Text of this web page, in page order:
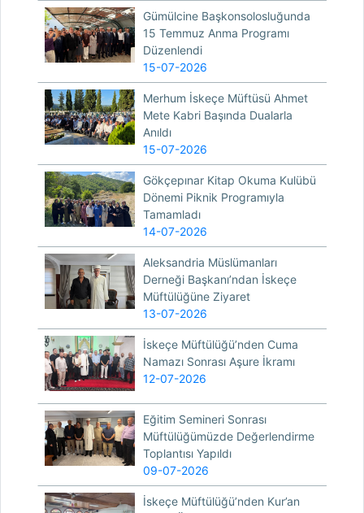
Gümülcine Başkonsolosluğunda
15 Temmuz Anma Programı
Düzenlendi
15-07-2026
Merhum İskeçe Müftüsü Ahmet
Mete Kabri Başında Dualarla
Anıldı
15-07-2026
Gökçepınar Kitap Okuma Kulübü
Dönemi Piknik Programıyla
Tamamladı
14-07-2026
Aleksandria Müslümanları
Derneği Başkanı’ndan İskeçe
Müftülüğüne Ziyaret
13-07-2026
İskeçe Müftülüğü’nden Cuma
Namazı Sonrası Aşure İkramı
12-07-2026
Eğitim Semineri Sonrası
Müftülüğümüzde Değerlendirme
Toplantısı Yapıldı
09-07-2026
İskeçe Müftülüğü’nden Kur’an